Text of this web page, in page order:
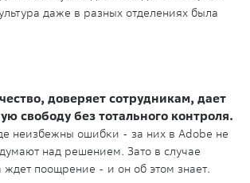
даже в разных отделениях была
доверяет сотрудникам, дает
свободу без тотального контроля.
неизбежны ошибки - за них в Adobe не
над решением. Зато в случае
ждет поощрение - и он об этом знает.